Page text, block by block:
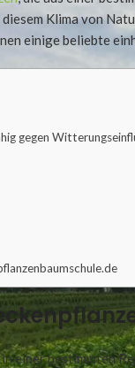
Klima von
einige beliebte
gegen
einer bestimmten